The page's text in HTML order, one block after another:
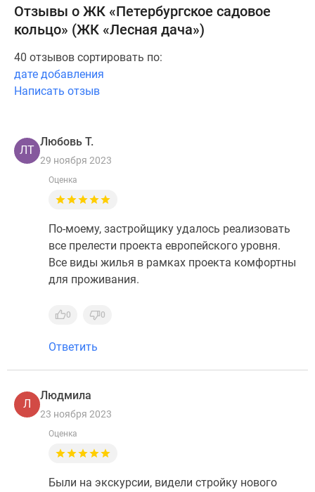
Отзывы о ЖК «Петербургское садовое
кольцо» (ЖК «Лесная дача»)
40 отзывов сортировать по:
дате добавления
Написать отзыв
ЛТ
Любовь Т.
29 ноября 2023
Оценка
По-моему, застройщику удалось реализовать
все прелести проекта европейского уровня.
Все виды жилья в рамках проекта комфортны
для проживания.
0 0
Ответить
Л
Людмила
23 ноября 2023
Оценка
Были на экскурсии, видели стройку нового